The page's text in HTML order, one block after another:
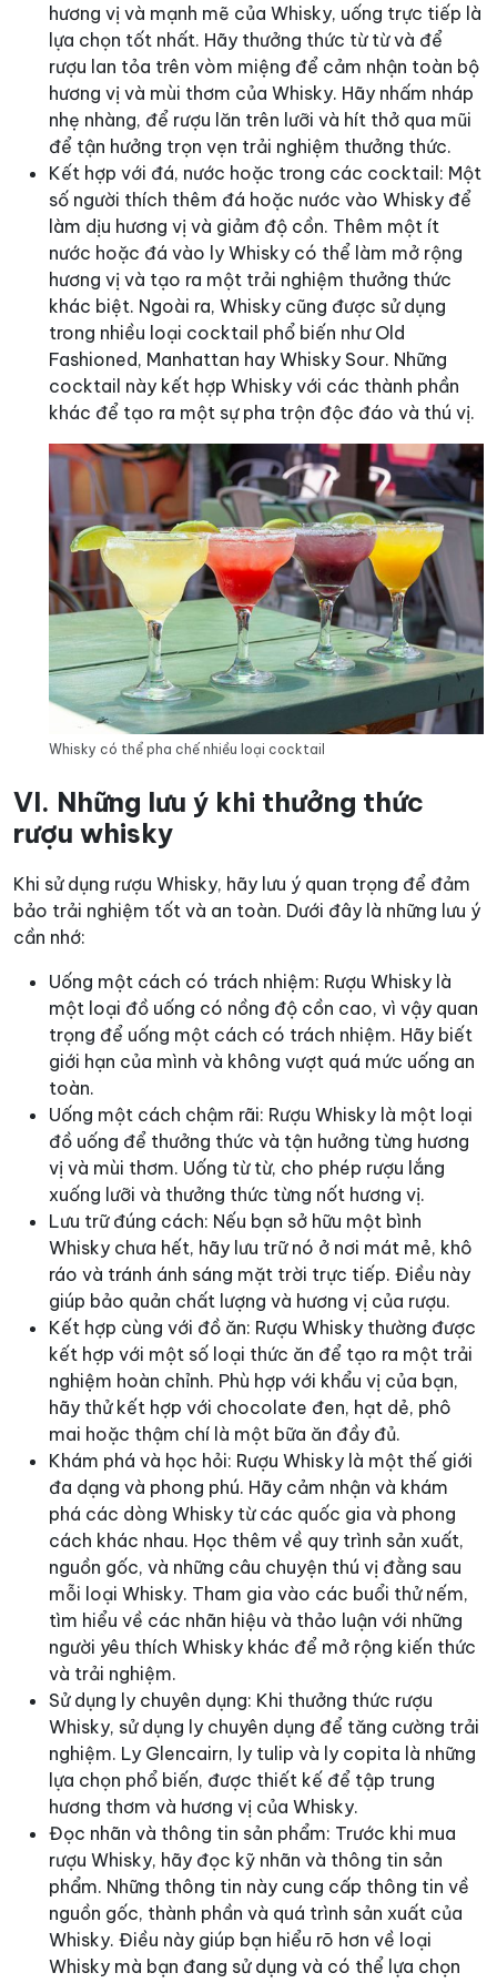
hương vị và mạnh mẽ của Whisky, uống trực tiếp là
lựa chọn tốt nhất. Hãy thưởng thức từ từ và để
rượu lan tỏa trên vòm miệng để cảm nhận toàn bộ
hương vị và mùi thơm của Whisky. Hãy nhấm nháp
nhẹ nhàng, để rượu lăn trên lưỡi và hít thở qua mũi
để tận hưởng trọn vẹn trải nghiệm thưởng thức.
Kết hợp với đá, nước hoặc trong các cocktail: Một
số người thích thêm đá hoặc nước vào Whisky để
làm dịu hương vị và giảm độ cồn. Thêm một ít
nước hoặc đá vào ly Whisky có thể làm mở rộng
hương vị và tạo ra một trải nghiệm thưởng thức
khác biệt. Ngoài ra, Whisky cũng được sử dụng
trong nhiều loại cocktail phổ biến như Old
Fashioned, Manhattan hay Whisky Sour. Những
cocktail này kết hợp Whisky với các thành phần
khác để tạo ra một sự pha trộn độc đáo và thú vị.
Whisky có thể pha chế nhiều loại cocktail
VI. Những lưu ý khi thưởng thức
rượu whisky
Khi sử dụng rượu Whisky, hãy lưu ý quan trọng để đảm
bảo trải nghiệm tốt và an toàn. Dưới đây là những lưu ý
cần nhớ:
Uống một cách có trách nhiệm: Rượu Whisky là
một loại đồ uống có nồng độ cồn cao, vì vậy quan
trọng để uống một cách có trách nhiệm. Hãy biết
giới hạn của mình và không vượt quá mức uống an
toàn.
Uống một cách chậm rãi: Rượu Whisky là một loại
đồ uống để thưởng thức và tận hưởng từng hương
vị và mùi thơm. Uống từ từ, cho phép rượu lắng
xuống lưỡi và thưởng thức từng nốt hương vị.
Lưu trữ đúng cách: Nếu bạn sở hữu một bình
Whisky chưa hết, hãy lưu trữ nó ở nơi mát mẻ, khô
ráo và tránh ánh sáng mặt trời trực tiếp. Điều này
giúp bảo quản chất lượng và hương vị của rượu.
Kết hợp cùng với đồ ăn: Rượu Whisky thường được
kết hợp với một số loại thức ăn để tạo ra một trải
nghiệm hoàn chỉnh. Phù hợp với khẩu vị của bạn,
hãy thử kết hợp với chocolate đen, hạt dẻ, phô
mai hoặc thậm chí là một bữa ăn đầy đủ.
Khám phá và học hỏi: Rượu Whisky là một thế giới
đa dạng và phong phú. Hãy cảm nhận và khám
phá các dòng Whisky từ các quốc gia và phong
cách khác nhau. Học thêm về quy trình sản xuất,
nguồn gốc, và những câu chuyện thú vị đằng sau
mỗi loại Whisky. Tham gia vào các buổi thử nếm,
tìm hiểu về các nhãn hiệu và thảo luận với những
người yêu thích Whisky khác để mở rộng kiến thức
và trải nghiệm.
Sử dụng ly chuyên dụng: Khi thưởng thức rượu
Whisky, sử dụng ly chuyên dụng để tăng cường trải
nghiệm. Ly Glencairn, ly tulip và ly copita là những
lựa chọn phổ biến, được thiết kế để tập trung
hương thơm và hương vị của Whisky.
Đọc nhãn và thông tin sản phẩm: Trước khi mua
rượu Whisky, hãy đọc kỹ nhãn và thông tin sản
phẩm. Những thông tin này cung cấp thông tin về
nguồn gốc, thành phần và quá trình sản xuất của
Whisky. Điều này giúp bạn hiểu rõ hơn về loại
Whisky mà bạn đang sử dụng và có thể lựa chọn